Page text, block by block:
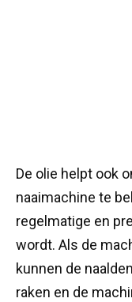
De olie helpt ook
naaimachine te
regelmatige en
wordt. Als de
kunnen de
raken en de